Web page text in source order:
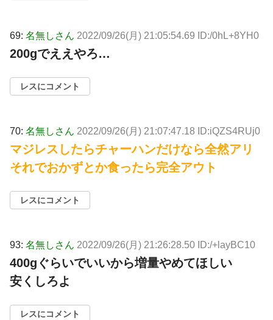
69: 名無しさん 2022/09/26(月) 21:05:54.69 ID:/0hL+8YH0
200gでええやろ…
レスにコメント
70: 名無しさん 2022/09/26(月) 21:07:47.18 ID:iQZS4RUj0
マジレスしたらチャーハンだけなら全然アリ
それでおかずとか食ったら完全アウト
レスにコメント
93: 名無しさん 2022/09/26(月) 21:26:28.50 ID:/+layBC10
400gぐらいでいいから増量やめてほしい
安くしろよ
レスにコメント